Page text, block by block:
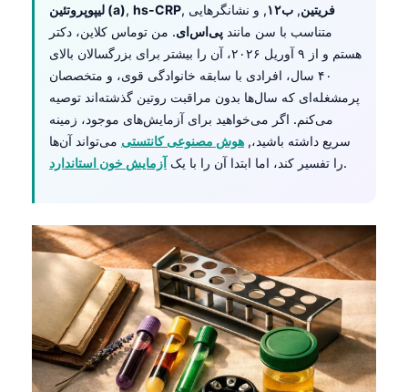
لیپوپروتئین (a), hs-CRP, فریتین, ب۱۲
, و نشانگرهایی
متناسب با سن مانند پی‌اس‌ای. من توماس کلاین، دکتر
هستم و از ۹ آوریل ۲۰۲۶، آن را بیشتر برای بزرگسالان بالای
۴۰ سال، افرادی با سابقه خانوادگی قوی، و متخصصان
پرمشغله‌ای که سال‌ها بدون مراقبت روتین گذشته‌اند توصیه
می‌کنم. اگر می‌خواهید برای آزمایش‌های موجود، زمینه
سریع داشته باشید،, هوش مصنوعی کانتستی می‌تواند آن‌ها
را تفسیر کند، اما ابتدا آن را با یک آزمایش خون استاندارد .